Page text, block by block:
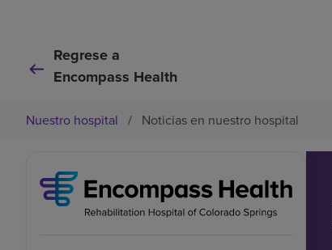
Regrese a
Encompass Health
Nuestro hospital / Noticias en nuestro hospital